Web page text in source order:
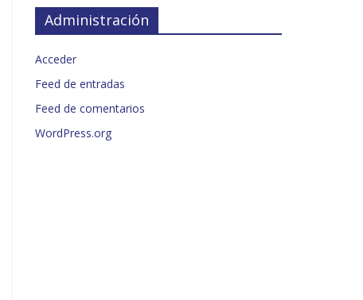
Administración
Acceder
Feed de entradas
Feed de comentarios
WordPress.org